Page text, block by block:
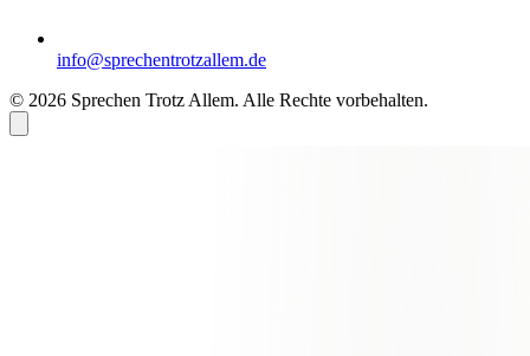
info@sprechentrotzallem.de
© 2026 Sprechen Trotz Allem. Alle Rechte vorbehalten.